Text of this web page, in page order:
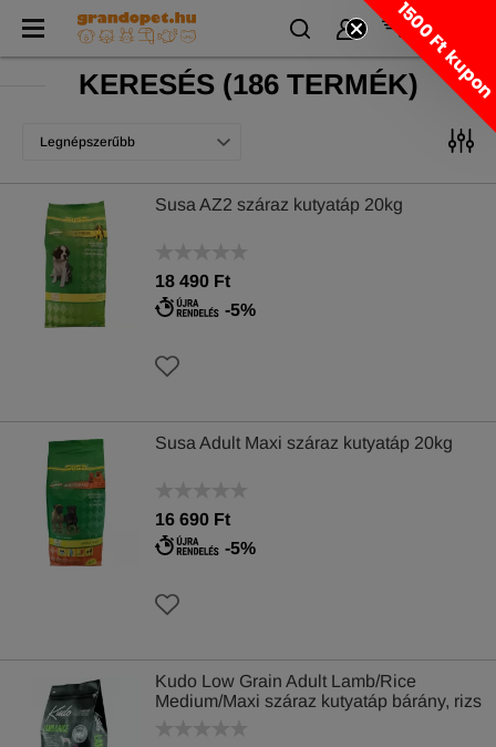
KERESÉS(186 TERMÉK)
Legnépszerűbb
Susa AZ2 száraz kutyatáp 20kg
18 490 Ft
-5%
Susa Adult Maxi száraz kutyatáp 20kg
16 690 Ft
-5%
Kudo Low Grain Adult Lamb/Rice
Medium/Maxi száraz kutyatáp bárány, rizs
1500 Ft